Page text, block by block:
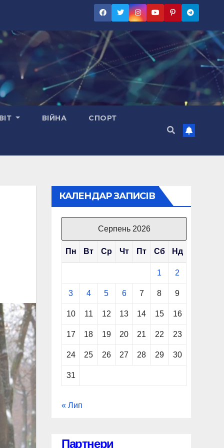
ВІЙНА СПОРТ
КАЛЕНДАР ЗАПИСІВ
Серпень 2026
Пн Вт Ср Чт Пт Сб Нд
1 2
3 4 5 6 7 8 9
10 11 12 13 14 15 16
17 18 19 20 21 22 23
24 25 26 27 28 29 30
31
« Лип
Партнери